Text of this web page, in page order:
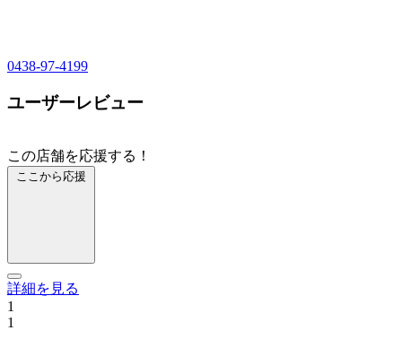
0438-97-4199
ユーザーレビュー
この店舗を応援する！
ここから応援
詳細を見る
1
1